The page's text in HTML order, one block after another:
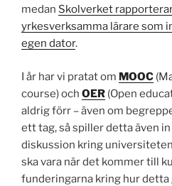
medan Skolverket
yrkesverksamma lärare som
egen dator.
I år har vi pratat om MOOC
course) och OER (Open
aldrig förr – även om
ett tag, så spiller detta även in
diskussion kring
ska vara när det kommer till
funderingarna kring hur detta